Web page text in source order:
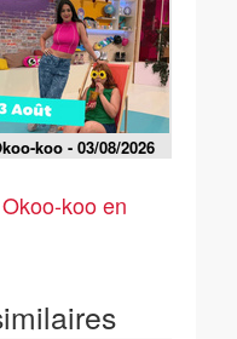
koo - 03/08/2026
Okoo-koo en